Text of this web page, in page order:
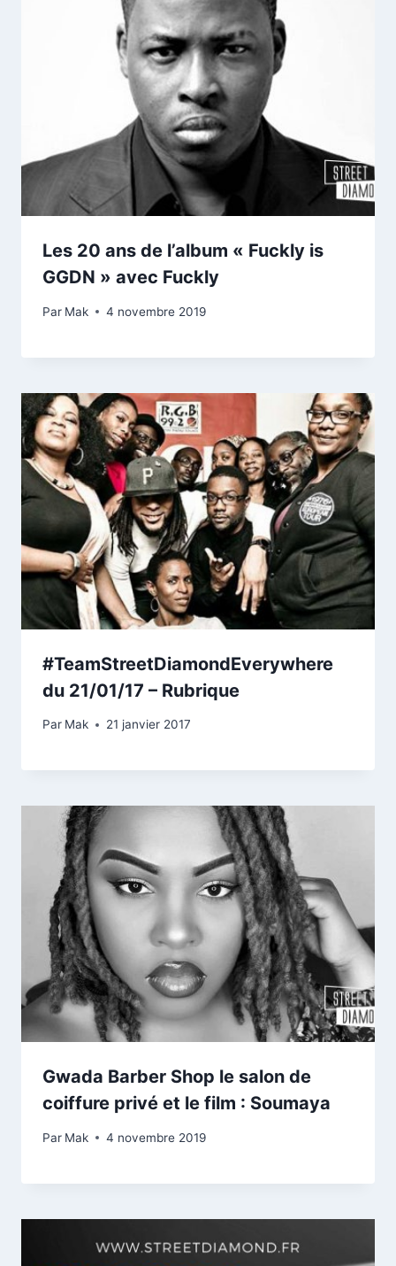
Les 20 ans de l’album « Fuckly is
GGDN » avec Fuckly
Par Mak 4 novembre 2019
#TeamStreetDiamondEverywhere
du 21/01/17 – Rubrique
Par Mak 21 janvier 2017
Gwada Barber Shop le salon de
coiffure privé et le film : Soumaya
Par Mak 4 novembre 2019